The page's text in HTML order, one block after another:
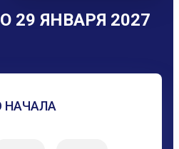
29 ЯНВАРЯ 2027
НАЧАЛА